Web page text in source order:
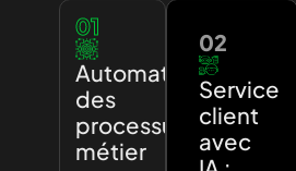
01
Automatisation
des
processus
métier
02
Service
client
avec